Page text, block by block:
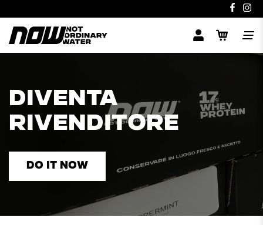
DIVENTA
RIVENDITORE
DO IT NOW